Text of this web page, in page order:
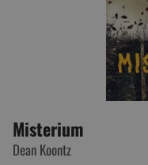
Misterium
Dean Koontz